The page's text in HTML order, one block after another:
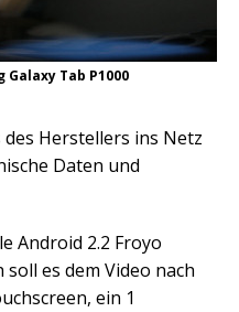
Galaxy Tab P1000
Herstellers ins Netz
Daten und
Android 2.2 Froyo
es dem Video nach
ein 1